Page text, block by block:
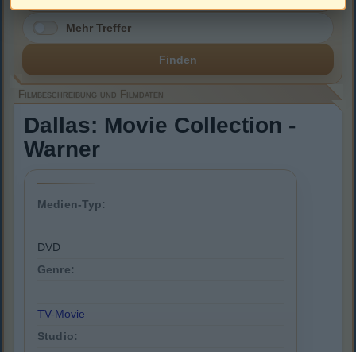
Mehr Treffer
Finden
Filmbeschreibung und Filmdaten
Dallas: Movie Collection -
Warner
Medien-Typ:
DVD
Genre:
TV-Movie
Studio: